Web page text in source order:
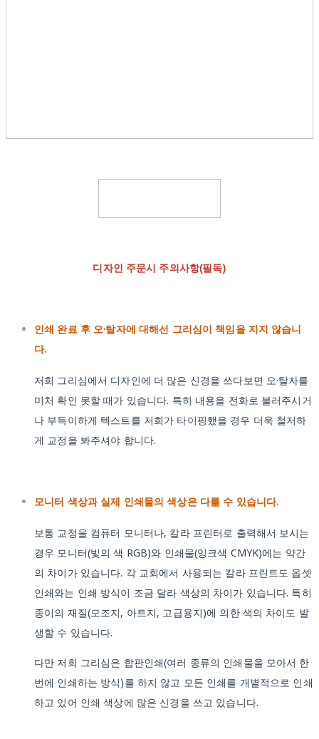
디자인 주문시 주의사항(필독)
인쇄 완료 후 오·탈자에 대해선 그리심이 책임을 지지 않습니
다.
저희 그리심에서 디자인에 더 많은 신경을 쓰다보면 오·탈자를
미처 확인 못할 때가 있습니다. 특히 내용을 전화로 불러주시거
나 부득이하게 텍스트를 저희가 타이핑했을 경우 더욱 철저하
게 교정을 봐주셔야 합니다.
모니터 색상과 실제 인쇄물의 색상은 다를 수 있습니다.
보통 교정을 컴퓨터 모니터나, 칼라 프린터로 출력해서 보시는
경우 모니터(빛의 색 RGB)와 인쇄물(잉크색 CMYK)에는 약간
의 차이가 있습니다. 각 교회에서 사용되는 칼라 프린트도 옵셋
인쇄와는 인쇄 방식이 조금 달라 색상의 차이가 있습니다. 특히
종이의 재질(모조지, 아트지, 고급용지)에 의한 색의 차이도 발
생할 수 있습니다.
다만 저희 그리심은 합판인쇄(여러 종류의 인쇄물을 모아서 한
번에 인쇄하는 방식)를 하지 않고 모든 인쇄를 개별적으로 인쇄
하고 있어 인쇄 색상에 많은 신경을 쓰고 있습니다.